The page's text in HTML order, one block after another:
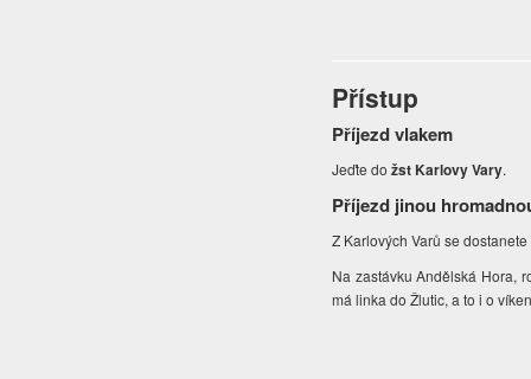
Přístup
Příjezd vlakem
Jeďte dožst Karlovy Vary.
Příjezd jinou
Z Karlových Varů se
Na zastávku Andělská Hora,
má linka do Žlutic, a to i o